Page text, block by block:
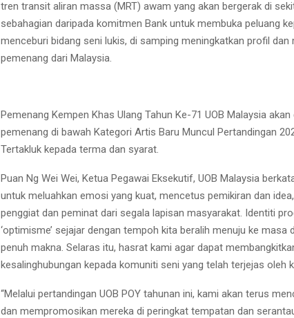
tren transit aliran massa (MRT) awam yang akan bergerak di
sebahagian daripada komitmen Bank untuk membuka peluang
menceburi bidang seni lukis, di samping meningkatkan profil
pemenang dari Malaysia.
Pemenang Kempen Khas Ulang Tahun Ke-71 UOB Malaysia
pemenang di bawah Kategori Artis Baru Muncul Pertandingan
Tertakluk kepada terma dan syarat.
Puan Ng Wei Wei, Ketua Pegawai Eksekutif, UOB Malaysia
untuk meluahkan emosi yang kuat, mencetus pemikiran dan
penggiat dan peminat dari segala lapisan masyarakat. Identiti
‘optimisme’ sejajar dengan tempoh kita beralih menuju ke masa
penuh makna. Selaras itu, hasrat kami agar dapat
kesalinghubungan kepada komuniti seni yang telah terjejas oleh
“Melalui pertandingan UOB POY tahunan ini, kami akan terus
dan mempromosikan mereka di peringkat tempatan dan